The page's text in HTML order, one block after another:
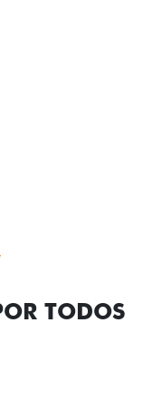
e overbumper,
proteção
TODOS